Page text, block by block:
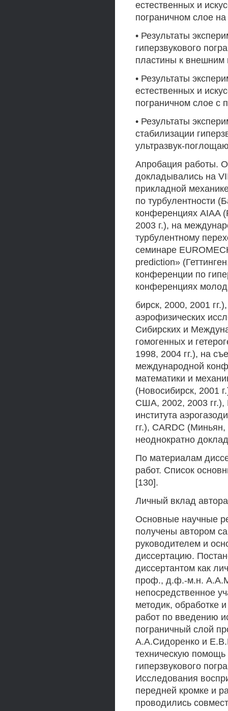
естественных и
пограничном слое
• Результаты
гиперзвукового
пластины к внешним
• Результаты
естественных и
пограничном слое с
• Результаты
стабилизации
ультразвук-
Апробация работы.
докладывались на
прикладной
по турбулентности
конференциях AIAA
2003 г.), на
турбулентному
семинаре
prediction»
конференции по
конференциях
бирск, 2000, 2001
аэрофизических
Сибирских и
гомогенных и
1998, 2004 гг.), на
международной
математики и
(Новосибирск, 2001
США, 2002, 2003 гг.),
института
гг.), CARDC
неоднократно
По материалам
работ. Список
[130].
Личный вклад
Основные научные
получены автором
руководителем и
диссертацию.
диссертантом как
проф., д.ф.-м.н.
непосредственное
методик, обработке
работ по введению
пограничный слой
А.А.Сидоренко и
техническую помощь
гиперзвукового
Исследования
передней кромке и
проводились